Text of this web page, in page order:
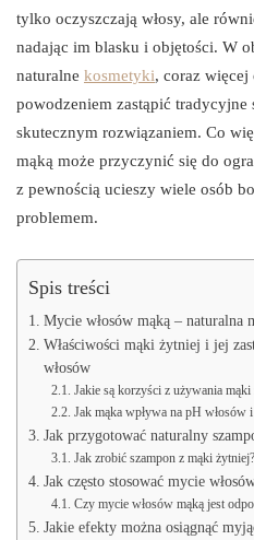
tylko oczyszczają włosy, ale
nadając im blasku i objętości. W
naturalne kosmetyki, coraz więcej
powodzeniem zastąpić
skutecznym rozwiązaniem. Co
mąką może przyczynić się do
z pewnością ucieszy wiele osób
problemem.
Spis treści
Mycie włosów mąką – naturalna
Właściwości mąki żytniej i jej
włosów
Jakie są korzyści z używania mąki
Jak mąka wpływa na pH włosów
Jak przygotować naturalny
Jak zrobić szampon z mąki żytniej?
Jak często stosować mycie
Czy mycie włosów mąką jest
Jakie efekty można osiągnąć